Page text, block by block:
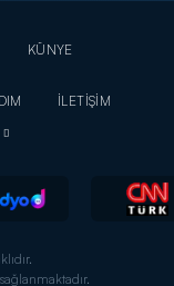
KÜNYE
İLETİŞİM